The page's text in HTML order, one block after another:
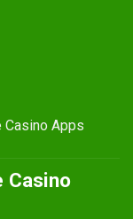
Apps
Casino